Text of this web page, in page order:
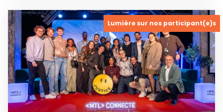
Lumière sur nos participant(e)s